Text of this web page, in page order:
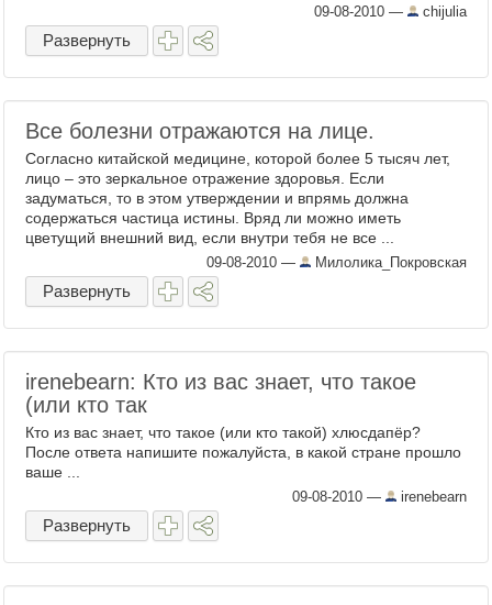
09-08-2010 — chijulia
Развернуть
Все болезни отражаются на лице.
Согласно китайской медицине, которой более 5 тысяч лет,
лицо – это зеркальное отражение здоровья. Если
задуматься, то в этом утверждении и впрямь должна
содержаться частица истины. Вряд ли можно иметь
цветущий внешний вид, если внутри тебя не все ...
09-08-2010 — Милолика_Покровская
Развернуть
irenebearn: Кто из вас знает, что такое
(или кто так
Кто из вас знает, что такое (или кто такой) хлюсдапёр?
После ответа напишите пожалуйста, в какой стране прошло
ваше ...
09-08-2010 — irenebearn
Развернуть